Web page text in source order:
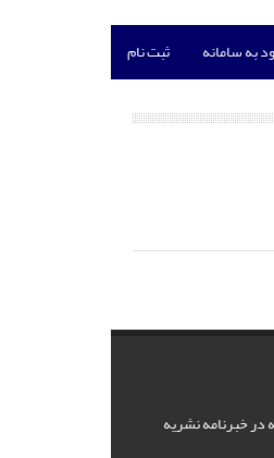
به سامانه ثبت نام
در خبرنامه نشریه